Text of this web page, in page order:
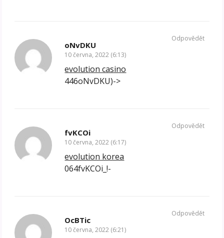
oNvDKU
10 června, 2022 (6:13)
evolution casino
446oNvDKU)->
Odpovědět
fvKCOi
10 června, 2022 (6:17)
evolution korea
064fvKCOi_!-
Odpovědět
OcBTic
10 června, 2022 (6:21)
Odpovědět